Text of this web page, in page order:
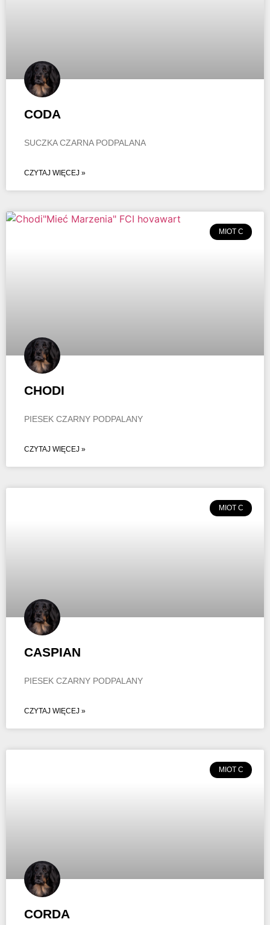
CODA
SUCZKA CZARNA PODPALANA
CZYTAJ WIĘCEJ »
MIOT C
CHODI
PIESEK CZARNY PODPALANY
CZYTAJ WIĘCEJ »
MIOT C
CASPIAN
PIESEK CZARNY PODPALANY
CZYTAJ WIĘCEJ »
MIOT C
CORDA